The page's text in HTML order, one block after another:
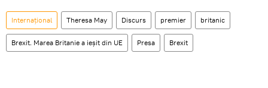
Internaţional Theresa May Discurs premier britanic
Brexit. Marea Britanie a ieșit din UE Presa Brexit